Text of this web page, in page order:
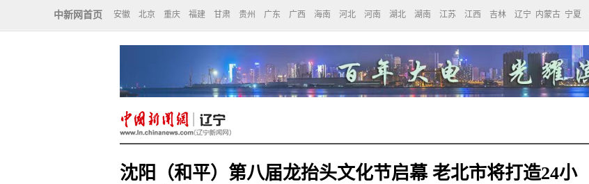
中新网首页 安徽 北京 重庆 福建 甘肃 贵州 广东 广西 海南 河北 河南 湖北 湖南 江苏 江西 吉林 辽宁 内蒙古 宁夏
沈阳（和平）第八届龙抬头文化节启幕 老北市将打造24小